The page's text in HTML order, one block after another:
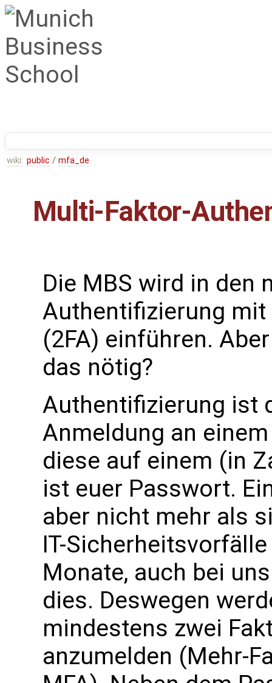
wiki: public / mfa_de
Multi-Faktor-
Die MBS wird in den
Authentifizierung
(2FA) einführen.
das nötig?
Authentifizierung ist
Anmeldung an
diese auf einem (in
ist euer Passwort.
aber nicht mehr als
IT-
Monate, auch bei
dies. Deswegen
mindestens zwei
anzumelden (Mehr-